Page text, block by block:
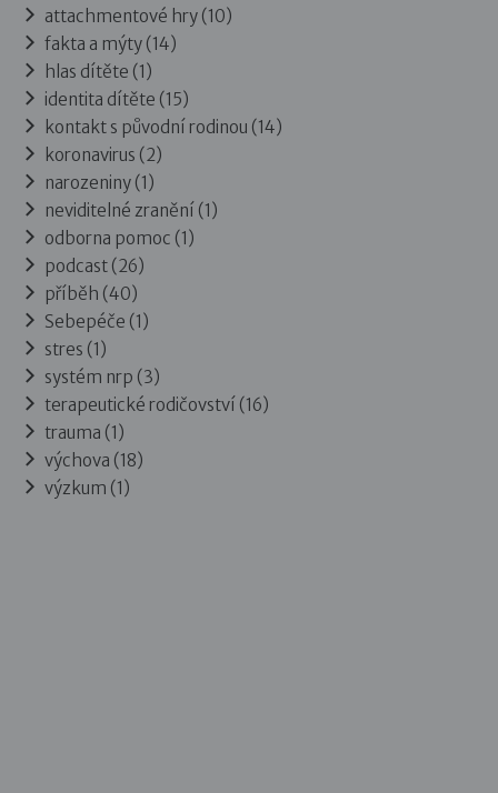
attachmentové hry (10)
fakta a mýty (14)
hlas dítěte (1)
identita dítěte (15)
kontakt s původní rodinou (14)
koronavirus (2)
narozeniny (1)
neviditelné zranění (1)
odborna pomoc (1)
podcast (26)
příběh (40)
Sebepéče (1)
stres (1)
systém nrp (3)
terapeutické rodičovství (16)
trauma (1)
výchova (18)
výzkum (1)